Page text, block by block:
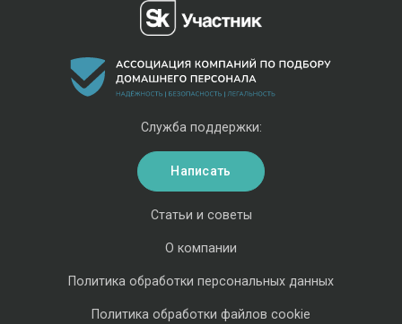
Статьи и советы
О компании
Политика обработки персональных данных
Политика обработки файлов cookie
Служба поддержки:
Написать